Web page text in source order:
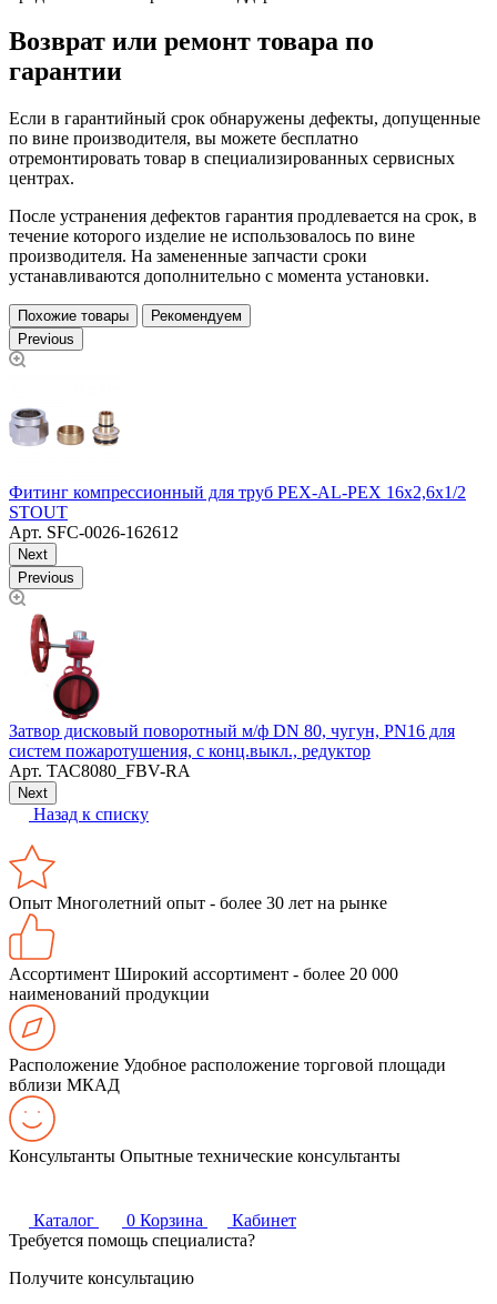
Возврат или ремонт товара по
гарантии
Если в гарантийный срок обнаружены дефекты, допущенные
по вине производителя, вы можете бесплатно
отремонтировать товар в специализированных сервисных
центрах.
После устранения дефектов гарантия продлевается на срок, в
течение которого изделие не использовалось по вине
производителя. На замененные запчасти сроки
устанавливаются дополнительно с момента установки.
Похожие товары
Рекомендуем
Previous
Фитинг компрессионный для труб PEX-AL-PEX 16х2,6х1/2
STOUT
Арт. SFC-0026-162612
Next
Previous
Затвор дисковый поворотный м/ф DN 80, чугун, PN16 для
систем пожаротушения, с конц.выкл., редуктор
Арт. ТАС8080_FBV-RA
Next
Назад к списку
Опыт Многолетний опыт - более 30 лет на рынке
Ассортимент Широкий ассортимент - более 20 000
наименований продукции
Расположение Удобное расположение торговой площади
вблизи МКАД
Консультанты Опытные технические консультанты
Каталог 0 Корзина
Кабинет
Требуется помощь специалиста?
Получите консультацию